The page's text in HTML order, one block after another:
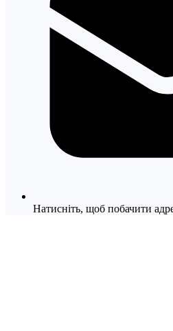
Натисніть, щоб побачити